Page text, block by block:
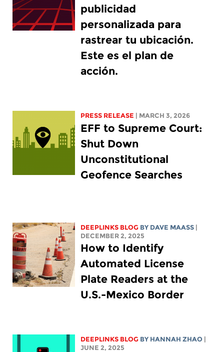
publicidad
personalizada para
rastrear tu ubicación.
Este es el plan de
acción.
PRESS RELEASE | MARCH 3, 2026
EFF to Supreme Court:
Shut Down
Unconstitutional
Geofence Searches
DEEPLINKS BLOG BY DAVE MAASS
DECEMBER 2, 2025
How to Identify
Automated License
Plate Readers at the
U.S.-Mexico Border
DEEPLINKS BLOG BY HANNAH ZHAO
JUNE 2, 2025